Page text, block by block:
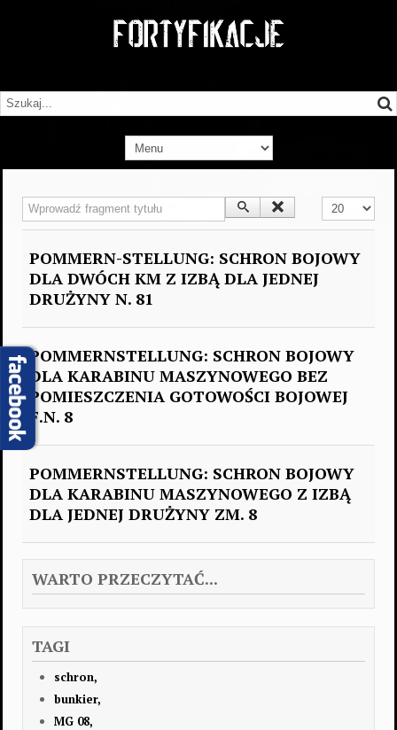
Wprowadź fragment tytułu Pokaż #
POMMERN-STELLUNG: SCHRON BOJOWY
DLA DWÓCH KM Z IZBĄ DLA JEDNEJ
DRUŻYNY N. 81
POMMERNSTELLUNG: SCHRON BOJOWY
DLA KARABINU MASZYNOWEGO BEZ
POMIESZCZENIA GOTOWOŚCI BOJOWEJ
F.N. 8
POMMERNSTELLUNG: SCHRON BOJOWY
DLA KARABINU MASZYNOWEGO Z IZBĄ
DLA JEDNEJ DRUŻYNY ZM. 8
WARTO PRZECZYTAĆ...
TAGI
schron,
bunkier,
MG 08,